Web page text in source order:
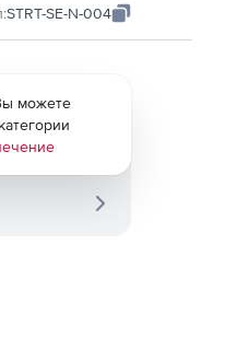
STRT-SE-N-004
можете